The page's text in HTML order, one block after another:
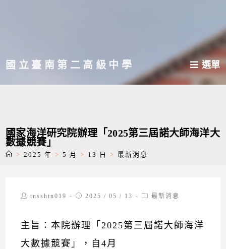
主國立臺南第二高級中學 選單
國家海洋研究院辦理「2025第三屆諾大師海洋大
數據競賽」
> 2025 年 > 5 月 > 13 日 > 最新消息
Posttnsshtn019
Post2025 / 05 / 13
Post最新消息
主旨：本院辦理「2025第三屆諾大師海洋
大數據競賽」，自4月